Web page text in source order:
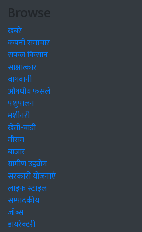
Browse
खबरें
कंपनी समाचार
सफल किसान
साक्षात्कार
बागवानी
औषधीय फसलें
पशुपालन
मशीनरी
खेती-बाड़ी
मौसम
बाजार
ग्रामीण उद्द्योग
सरकारी योजनाएं
लाइफ स्टाइल
सम्पादकीय
जॉब्स
डायरेक्टरी